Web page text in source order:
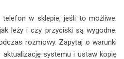
w sklepie, jeśli to możliwe.
leży i czy przyciski są wygodne.
rozmowy. Zapytaj o warunki
aktualizację systemu i ustaw kopię